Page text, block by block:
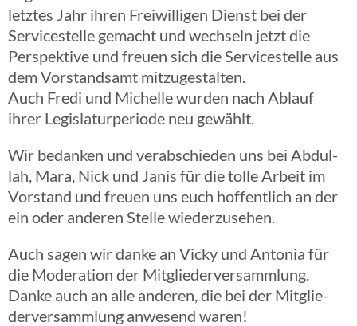
letztes Jahr ihren Frei­wil­li­gen Dienst bei der
Service­stelle gemacht und wech­seln jetzt die
Perspek­tive und freuen sich die Service­stelle aus
dem Vorstands­amt mitzugestalten.
Auch Fredi und Michelle wurden nach Ablauf
ihrer Legis­la­tur­pe­ri­ode neu gewählt.
Wir bedan­ken und verab­schie­den uns bei Abdul­
lah, Mara, Nick und Janis für die tolle Arbeit im
Vorstand und freuen uns euch hoffent­lich an der
ein oder anderen Stelle wiederzusehen.
Auch sagen wir danke an Vicky und Antonia für
die Mode­ra­tion der Mitgliederversammlung.
Danke auch an alle anderen, die bei der Mitglie­
der­ver­samm­lung anwe­send waren!